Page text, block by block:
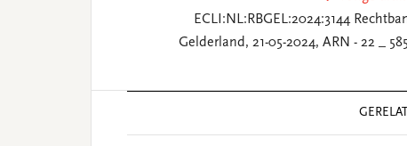
ECLI:NL:RBGEL:2024:3144
Gelderland, 21-05-2024, ARN - 22 _